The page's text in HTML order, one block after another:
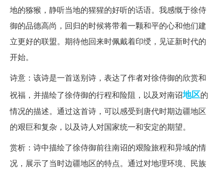
地的猕猴，静听当地的猩猩的好听的话语。我感慨于徐侍
御的品德高尚，回归的时候将带着一颗和平的心和他们建
立更好的联盟。期待他回来时佩戴着印绶，见证新时代的
开始。
诗意：该诗是一首送别诗，表达了作者对徐侍御的欣赏和
祝福，并描绘了徐侍御的行程和险阻，以及对南诏地区的
情况的描述。通过这首诗，可以感受到唐代时期边疆地区
的艰巨和复杂，以及诗人对国家统一和安定的期望。
赏析：诗中描绘了徐侍御前往南诏的艰险旅程和异域的情
况，展示了当时边疆地区的特点。通过对地理环境、民族